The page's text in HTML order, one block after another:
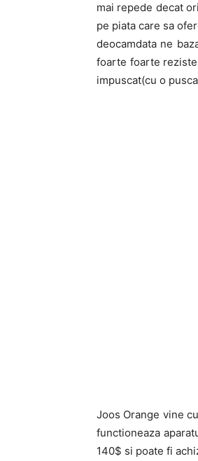
mai repede decat
pe piata care sa
deocamdata ne
foarte foarte
impuscat(cu o
Joos Orange vine
functioneaza
140$ si poate fi